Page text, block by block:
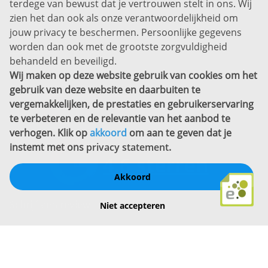
Privacyverklaring
Sitemap
Copyright
Bekijk ook eens
terdege van bewust dat je vertrouwen stelt in ons. Wij
zien het dan ook als onze verantwoordelijkheid om
jouw privacy te beschermen. Persoonlijke gegevens
worden dan ook met de grootste zorgvuldigheid
behandeld en beveiligd.
Wij maken op deze website gebruik van cookies om het
gebruik van deze website en daarbuiten te
vergemakkelijken, de prestaties en gebruikerservaring
te verbeteren en de relevantie van het aanbod te
verhogen. Klik opakkoord om aan te geven dat je
instemt met ons privacy statement.
Akkoord
Niet accepteren